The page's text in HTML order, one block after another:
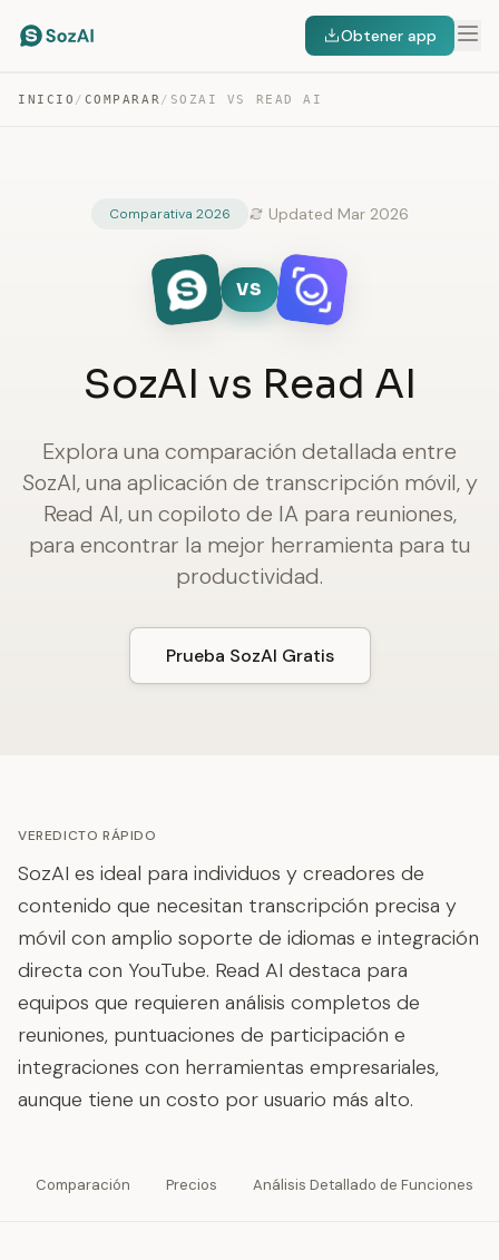
Obtener app
INICIO / COMPARAR / SOZAI VS READ AI
Comparativa 2026 Updated Mar 2026
VS
SozAI vs Read AI
Explora una comparación detallada entre
SozAI, una aplicación de transcripción móvil, y
Read AI, un copiloto de IA para reuniones,
para encontrar la mejor herramienta para tu
productividad.
Prueba SozAI Gratis
VEREDICTO RÁPIDO
SozAI es ideal para individuos y creadores de
contenido que necesitan transcripción precisa y
móvil con amplio soporte de idiomas e integración
directa con YouTube. Read AI destaca para
equipos que requieren análisis completos de
reuniones, puntuaciones de participación e
integraciones con herramientas empresariales,
aunque tiene un costo por usuario más alto.
Comparación Precios Análisis Detallado de Funciones